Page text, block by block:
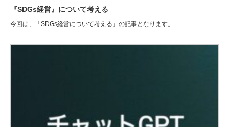
『SDGs経営』について考える
今回は、「SDGs経営について考える」の記事となります。